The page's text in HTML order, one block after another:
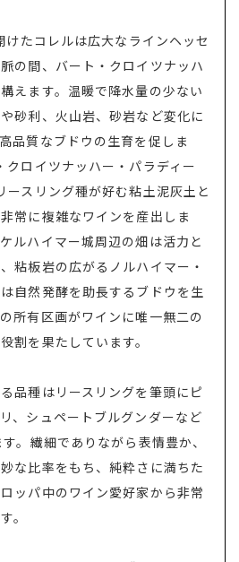
たコレルは広大なラインヘッセ
の間、バート・クロイツナッハ
えます。温暖で降水量の少ない
砂利、火山岩、砂岩など変化に
品質なブドウの生育を促しま
クロイツナッハー・パラディー
ースリング種が好む粘土泥灰土と
常に複雑なワインを産出しま
ルハイマー城周辺の畑は活力と
粘板岩の広がるノルハイマー・
自然発酵を助長するブドウを生
所有区画がワインに唯一無二の
割を果たしています。
品種はリースリングを筆頭にピ
、シュペートブルグンダーなど
。繊細でありながら表情豊か、
な比率をもち、純粋さに満ちた
ッパ中のワイン愛好家から非常
。